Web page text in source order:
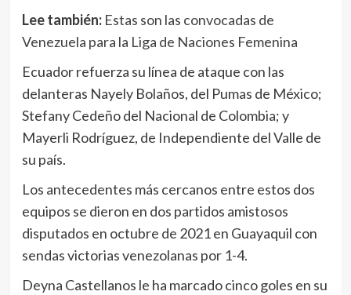
Lee también: Estas son las convocadas de
Venezuela para la Liga de Naciones Femenina
Ecuador refuerza su línea de ataque con las
delanteras Nayely Bolaños, del Pumas de México;
Stefany Cedeño del Nacional de Colombia; y
Mayerli Rodríguez, de Independiente del Valle de
su país.
Los antecedentes más cercanos entre estos dos
equipos se dieron en dos partidos amistosos
disputados en octubre de 2021 en Guayaquil con
sendas victorias venezolanas por 1-4.
Deyna Castellanos le ha marcado cinco goles en su